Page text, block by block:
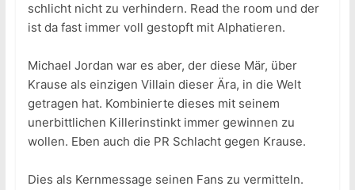
schlicht nicht zu verhindern. Read the room und der
ist da fast immer voll gestopft mit Alphatieren.
Michael Jordan war es aber, der diese Mär, über
Krause als einzigen Villain dieser Ära, in die Welt
getragen hat. Kombinierte dieses mit seinem
unerbittlichen Killerinstinkt immer gewinnen zu
wollen. Eben auch die PR Schlacht gegen Krause.
Dies als Kernmessage seinen Fans zu vermitteln.